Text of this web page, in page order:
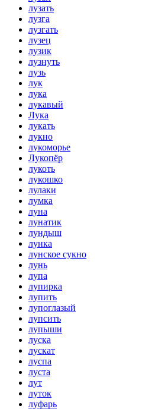
лузать
лузга
лузгать
лузец
лузик
лузнуть
лузь
лук
лука
лукавый
Лука
лукать
лукно
лукоморье
Лукопёр
лукоть
лукошко
лулаки
лумка
луна
лунатик
лундыш
лунка
лунское сукно
лунь
лупа
лупирка
лупить
лупоглазый
лупсить
лупыши
луска
лускат
луспа
луста
лут
луток
луфарь